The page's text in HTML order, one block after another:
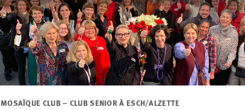
MOSAÏQUE CLUB – CLUB SENIOR À ESCH/ALZETTE